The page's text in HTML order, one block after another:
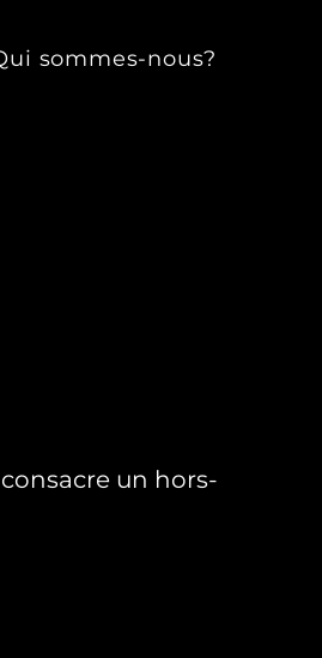
sommes-nous?
un hors-